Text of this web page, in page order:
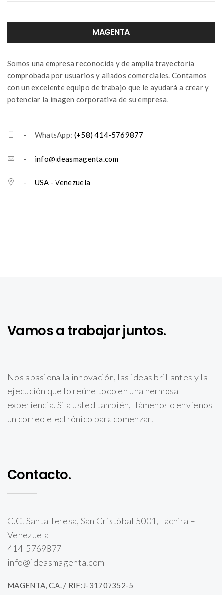
MAGENTA
Somos una empresa reconocida y de amplia trayectoria
comprobada por usuarios y aliados comerciales. Contamos
con un excelente equipo de trabajo que le ayudará a crear y
potenciar la imagen corporativa de su empresa.
- WhatsApp: (+58) 414-5769877
- info@ideasmagenta.com
- USA -Venezuela
Vamos a trabajar juntos.
Nos apasiona la innovación, las ideas brillantes y la
ejecución que lo reúne todo en una hermosa
experiencia. Si a usted también, llámenos o envíenos
un correo electrónico para comenzar.
Contacto.
C.C. Santa Teresa, San Cristóbal 5001, Táchira –
Venezuela
414-5769877
info@ideasmagenta.com
MAGENTA, C.A. / RIF:J-31707352-5